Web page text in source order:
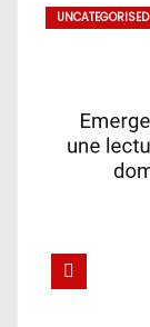
UNCATEGORISED